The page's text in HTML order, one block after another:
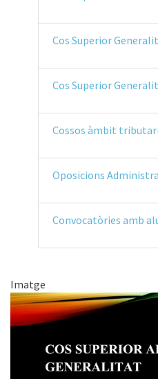
Cos Superior
Cos Superior
Cossos àmbit tributari
Oposicions
Convocatòries amb
Imatge